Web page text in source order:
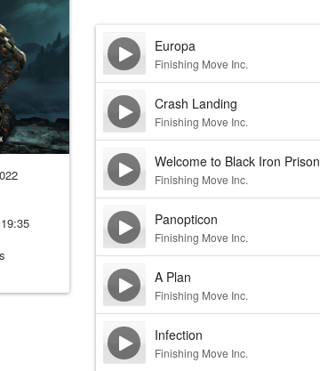
Europa
Finishing Move Inc.
Crash Landing
Finishing Move Inc.
Welcome to Black Iron Prison
Finishing Move Inc.
Panopticon
Finishing Move Inc.
A Plan
Finishing Move Inc.
Infection
Finishing Move Inc.